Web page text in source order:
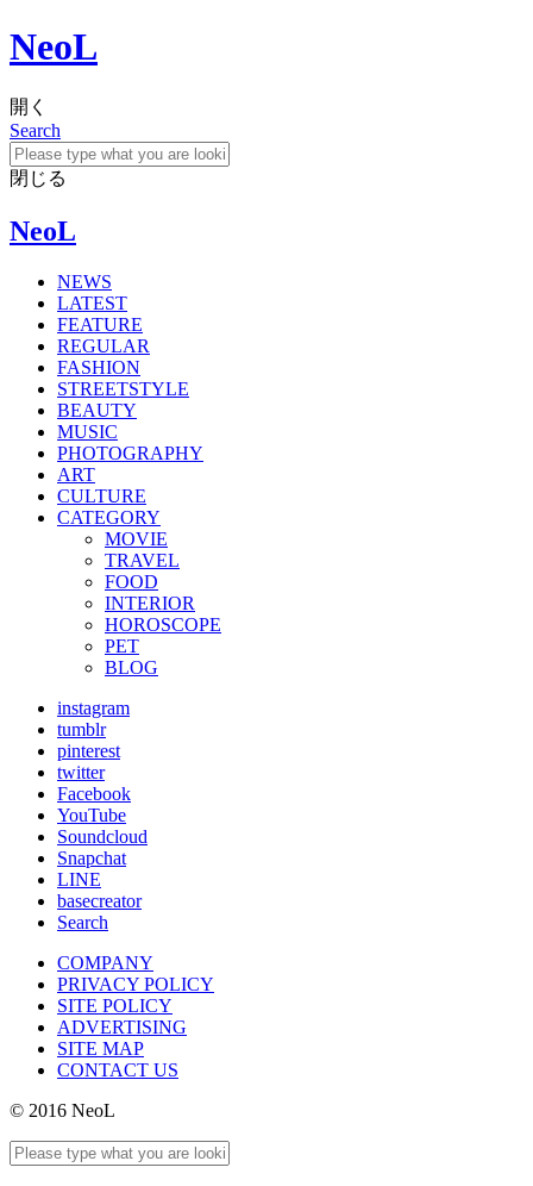
NeoL
開く
Search
閉じる
NeoL
NEWS
LATEST
FEATURE
REGULAR
FASHION
STREETSTYLE
BEAUTY
MUSIC
PHOTOGRAPHY
ART
CULTURE
CATEGORY
MOVIE
TRAVEL
FOOD
INTERIOR
HOROSCOPE
PET
BLOG
instagram
tumblr
pinterest
twitter
Facebook
YouTube
Soundcloud
Snapchat
LINE
basecreator
Search
COMPANY
PRIVACY POLICY
SITE POLICY
ADVERTISING
SITE MAP
CONTACT US
© 2016 NeoL